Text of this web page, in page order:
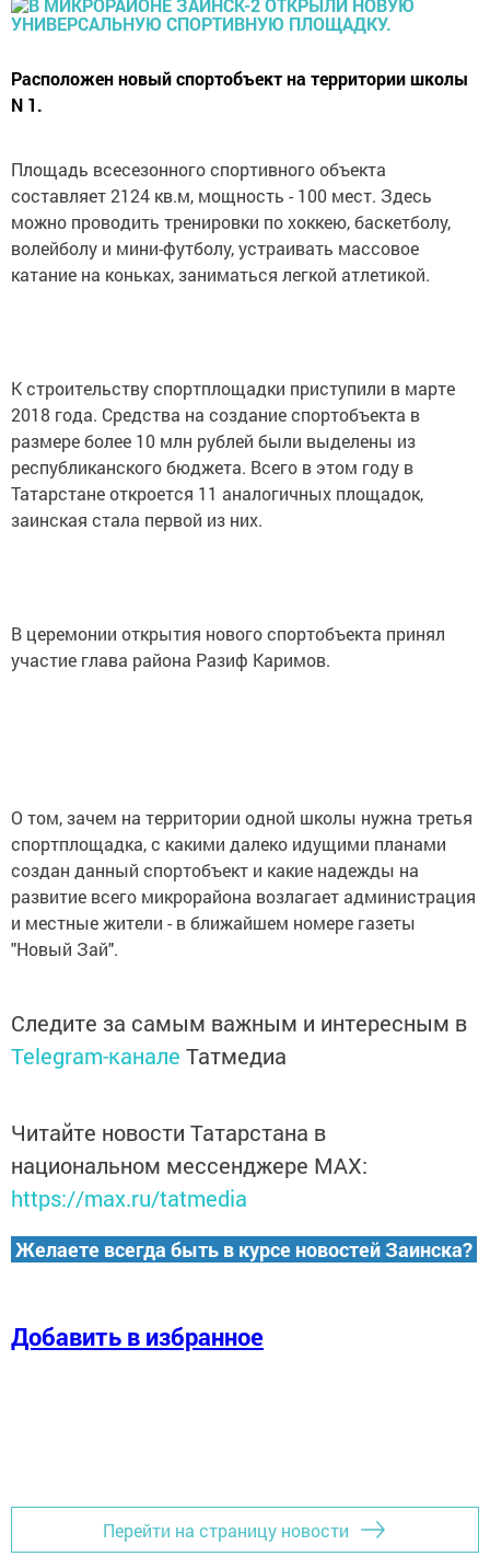
Расположен новый спортобъект на территории школы
N 1.
Площадь всесезонного спортивного объекта
составляет 2124 кв.м, мощность - 100 мест. Здесь
можно проводить тренировки по хоккею, баскетболу,
волейболу и мини-футболу, устраивать массовое
катание на коньках, заниматься легкой атлетикой.
К строительству спортплощадки приступили в марте
2018 года. Средства на создание спортобъекта в
размере более 10 млн рублей были выделены из
республиканского бюджета. Всего в этом году в
Татарстане откроется 11 аналогичных площадок,
заинская стала первой из них.
В церемонии открытия нового спортобъекта принял
участие глава района Разиф Каримов.
О том, зачем на территории одной школы нужна третья
спортплощадка, с какими далеко идущими планами
создан данный спортобъект и какие надежды на
развитие всего микрорайона возлагает администрация
и местные жители - в ближайшем номере газеты
"Новый Зай".
Следите за самым важным и интересным в
Telegram-канале Татмедиа
Читайте новости Татарстана в
национальном мессенджере MАХ:
https://max.ru/tatmedia
Желаете всегда быть в курсе новостей Заинска?
Добавить в избранное
Перейти на страницу новости